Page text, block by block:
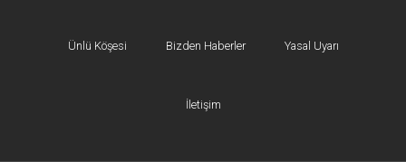
Ünlü Köşesi Bizden Haberler Yasal Uyarı
İletişim